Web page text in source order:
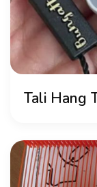
Tali Hang